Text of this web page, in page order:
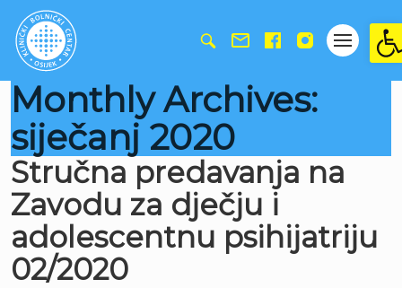
Monthly Archives:
siječanj 2020
Stručna predavanja na
Zavodu za dječju i
adolescentnu psihijatriju
02/2020